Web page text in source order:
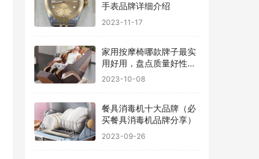
手表品牌详细介绍
2023-11-17
家用按摩椅哪款牌子最实
用好用，盘点质量好性价
比高的品牌
2023-10-08
餐具消毒机十大品牌（必
买餐具消毒机品牌分享）
2023-09-26